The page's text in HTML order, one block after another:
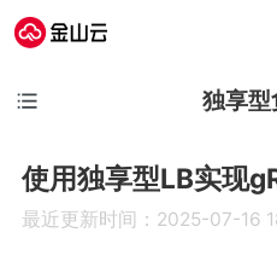
独享
使用独享型LB实现
最近更新时间：2025-07-16